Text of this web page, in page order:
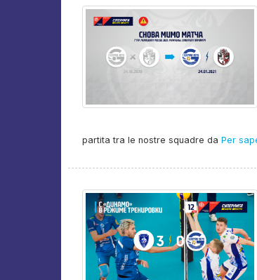
partita tra le nostre squadre da Per